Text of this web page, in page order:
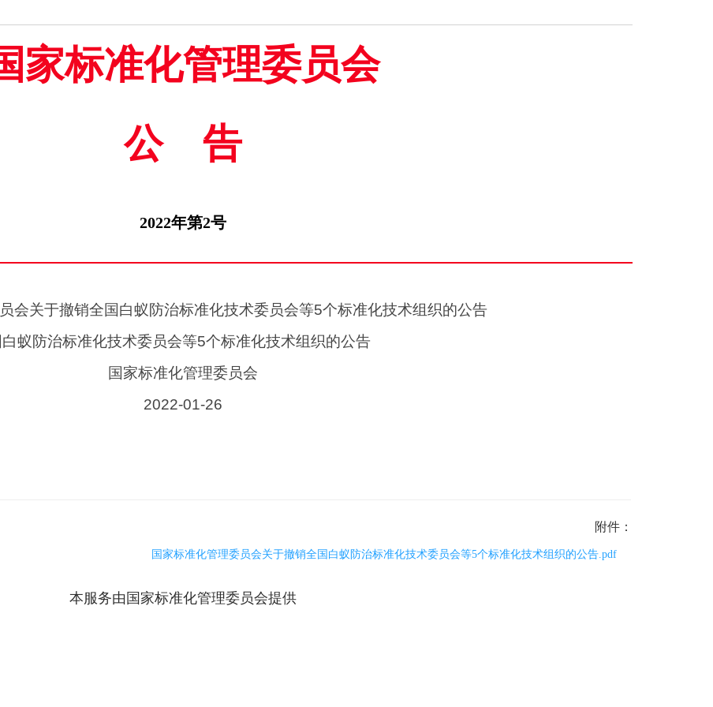
家标准化管理委员会
公告
2022年第2号
会关于撤销全国白蚁防治标准化技术委员会等5个标准化技术组织的公告
蚁防治标准化技术委员会等5个标准化技术组织的公告
国家标准化管理委员会
2022-01-26
附件：
国家标准化管理委员会关于撤销全国白蚁防治标准化技术委员会等5个标准化技术组织的公告.pdf
本服务由国家标准化管理委员会提供